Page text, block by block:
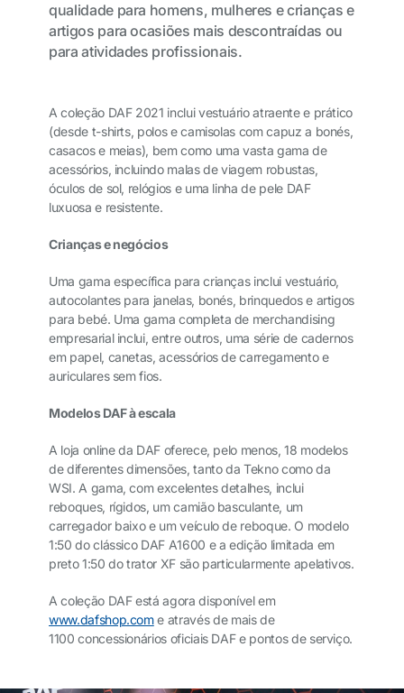
qualidade para homens, mulheres e crianças e
artigos para ocasiões mais descontraídas ou
para atividades profissionais.
A coleção DAF 2021 inclui vestuário atraente e prático
(desde t-shirts, polos e camisolas com capuz a bonés,
casacos e meias), bem como uma vasta gama de
acessórios, incluindo malas de viagem robustas,
óculos de sol, relógios e uma linha de pele DAF
luxuosa e resistente.
Crianças e negócios
Uma gama específica para crianças inclui vestuário,
autocolantes para janelas, bonés, brinquedos e artigos
para bebé. Uma gama completa de merchandising
empresarial inclui, entre outros, uma série de cadernos
em papel, canetas, acessórios de carregamento e
auriculares sem fios.
Modelos DAF à escala
A loja online da DAF oferece, pelo menos, 18 modelos
de diferentes dimensões, tanto da Tekno como da
WSI. A gama, com excelentes detalhes, inclui
reboques, rígidos, um camião basculante, um
carregador baixo e um veículo de reboque. O modelo
1:50 do clássico DAF A1600 e a edição limitada em
preto 1:50 do trator XF são particularmente apelativos.
A coleção DAF está agora disponível em
www.dafshop.come através de mais de
1100 concessionários oficiais DAF e pontos de serviço.